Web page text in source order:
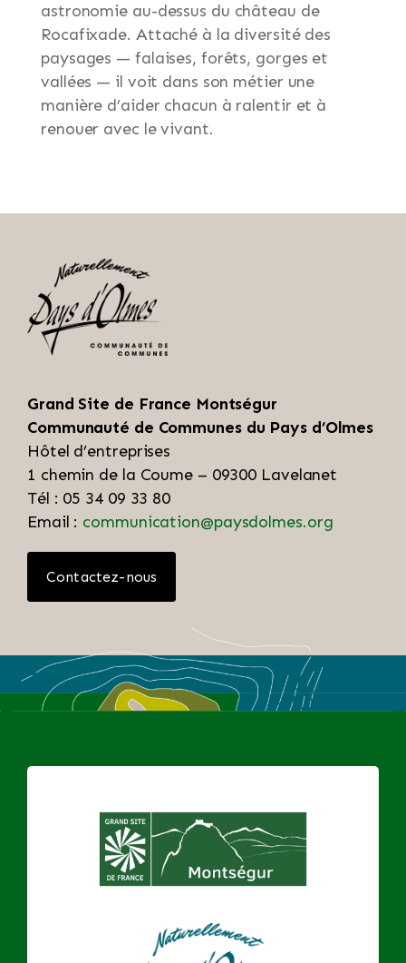
astronomie au-dessus du château de
Rocafixade. Attaché à la diversité des
paysages — falaises, forêts, gorges et
vallées — il voit dans son métier une
manière d’aider chacun à ralentir et à
renouer avec le vivant.
Grand Site de France Montségur
Communauté de Communes du Pays d’Olmes
Hôtel d’entreprises
1 chemin de la Coume – 09300 Lavelanet
Tél : 05 34 09 33 80
Email : communication@paysdolmes.org
Contactez-nous